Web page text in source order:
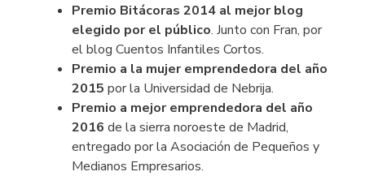
Premio Bitácoras 2014 al mejor blog
elegido por el público. Junto con Fran, por
el blog Cuentos Infantiles Cortos.
Premio a la mujer emprendedora del año
2015 por la Universidad de Nebrija.
Premio a mejor emprendedora del año
2016 de la sierra noroeste de Madrid,
entregado por la Asociación de Pequeños y
Medianos Empresarios.